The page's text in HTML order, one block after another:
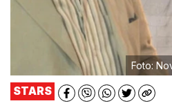
Foto:
STARS